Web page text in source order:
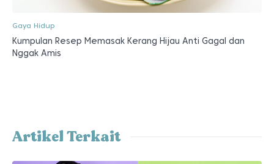
Gaya Hidup
Kumpulan Resep Memasak Kerang Hijau Anti Gagal dan
Nggak Amis
Artikel Terkait